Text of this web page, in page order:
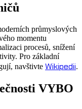
průmyslových
momentu
procesů, snížení
Pro základní
navštivte Wikipedii.
VYBO